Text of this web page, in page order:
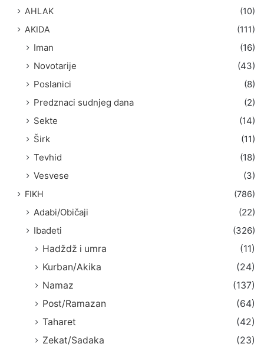
AHLAK
(10)
AKIDA
(111)
Iman
(16)
Novotarije
(43)
Poslanici
(8)
Predznaci sudnjeg dana
(2)
Sekte
(14)
Širk
(11)
Tevhid
(18)
Vesvese
(3)
FIKH (786)
Adabi/Običaji
(22)
Ibadeti
(326)
Hadždž i umra
(11)
Kurban/Akika
(24)
Namaz
(137)
Post/Ramazan
(64)
Taharet
(42)
Zekat/Sadaka
(23)